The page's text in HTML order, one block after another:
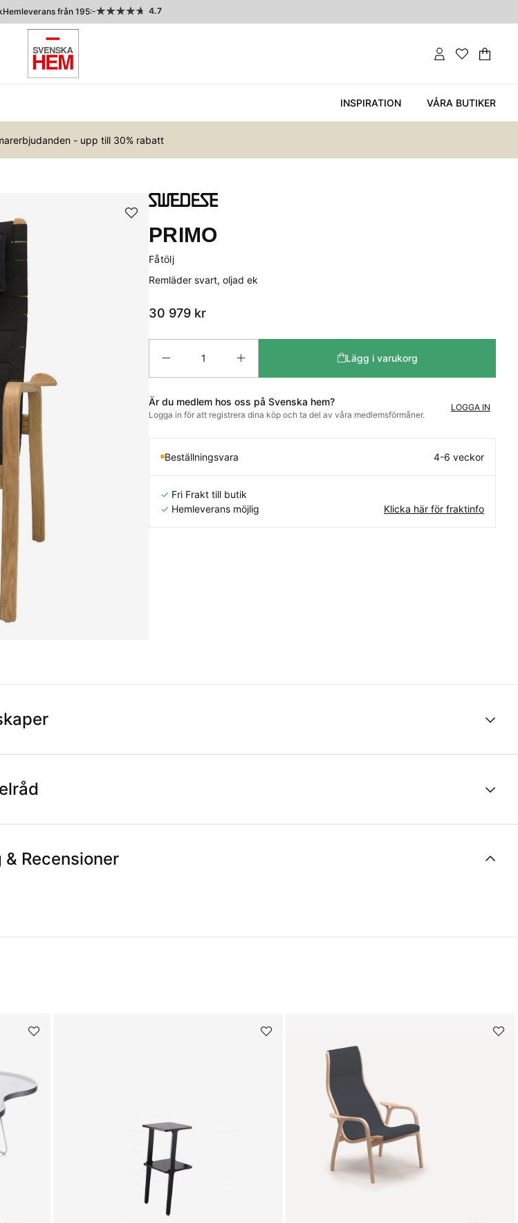
Hemleverans från 195:- 4.7
.
INSPIRATION VÅRA BUTIKER
- upp till 30% rabatt
PRIMO
Fåtölj
Remläder svart, oljad ek
30 979 kr
Lägg i varukorg
Är du medlem hos oss på Svenska hem?
Logga in för att registrera dina köp och ta del av våra medlemsförmåner.
LOGGA IN
Beställningsvara 4-6 veckor
✓ Fri Frakt till butik
✓ Hemleverans möjlig Klicka här för fraktinfo
& Recensioner